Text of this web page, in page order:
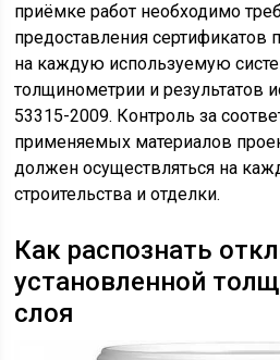
приёмке работ необходимо
предоставления сертификатов
на каждую используемую
толщинометрии и результатов
53315-2009. Контроль за
применяемых материалов
должен осуществляться на
строительства и отделки.
Как распознать
установленной
слоя